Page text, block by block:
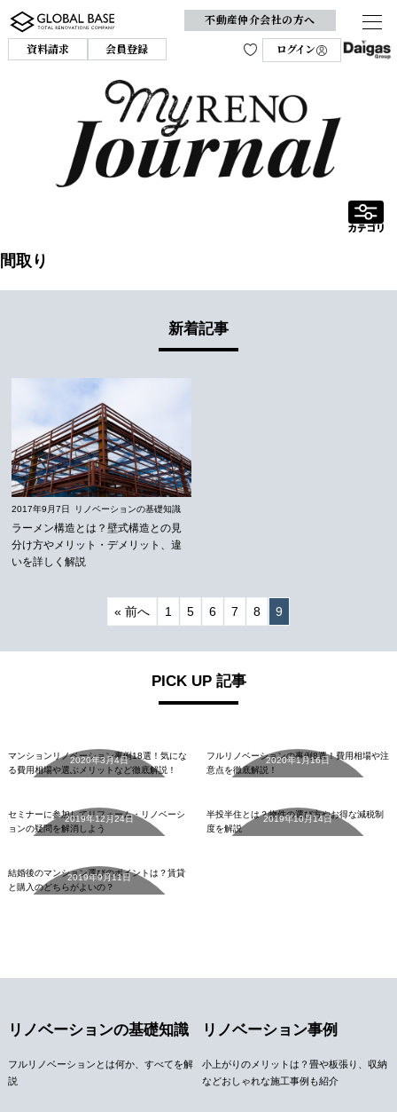
不動産仲介会社の方へ
資料請求
会員登録 ログイン
間取り
新着記事
2017年9月7日 リノベーションの基礎知識
ラーメン構造とは？壁式構造との見
分け方やメリット・デメリット、違
いを詳しく解説
« 前へ 1 5 6 7 8 9
PICK UP 記事
2020年3月4日
マンションリノベーション事例18選！気にな
る費用相場や選ぶメリットなど徹底解説！
2020年1月16日
フルリノベーションの事例8選！費用相場や注
意点を徹底解説！
2019年12月24日
セミナーに参加してリフォーム・リノベーシ
ョンの疑問を解消しよう
2019年10月14日
半投半住とは？物件の選び方やお得な減税制
度を解説
2019年9月11日
結婚後のマンション選びのポイントは？賃貸
と購入のどちらがよいの？
リノベーションの基礎知識
フルリノベーションとは何か、すべてを解
説
リノベーション事例
小上がりのメリットは？畳や板張り、収納
などおしゃれな施工事例も紹介